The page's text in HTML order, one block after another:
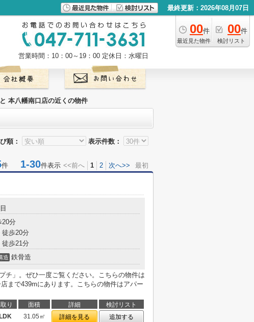
最終更新：2026年08月07日
00件
最近見た物件
00件
検討リスト
営業時間：10：00～19：00 定休日：水曜日
本八幡南口店の近くの物件
順： 表示件数：
件 1-30件表示 <<前へ 1 2 次へ>> 最初
20分
徒歩20分
徒歩21分
造 鉄骨造
チ」。ぜひ一度ご覧ください。こちらの物件は
まで439mにあります。こちらの物件はアパー
り 面積 詳細
検討リスト
31.05㎡ 詳細を見る 追加する